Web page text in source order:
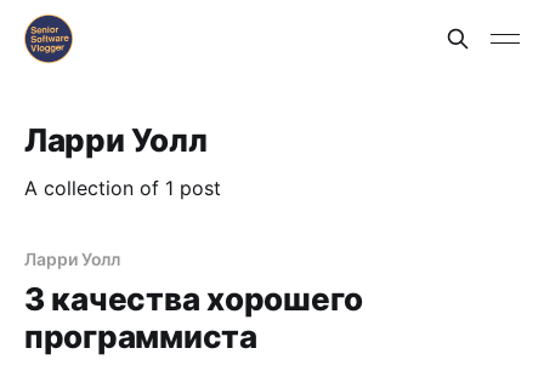
Ларри Уолл
A collection of 1 post
Ларри Уолл
3 качества хорошего
программиста